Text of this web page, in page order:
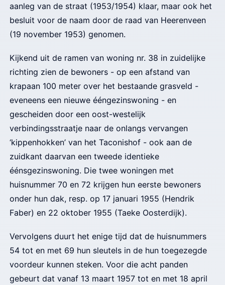
aanleg van de straat (1953/1954) klaar, maar ook het
besluit voor de naam door de raad van Heerenveen
(19 november 1953) genomen.
Kijkend uit de ramen van woning nr. 38 in zuidelijke
richting zien de bewoners - op een afstand van
krapaan 100 meter over het bestaande grasveld -
eveneens een nieuwe ééngezinswoning - en
gescheiden door een oost-westelijk
verbindingsstraatje naar de onlangs vervangen
‘kippenhokken’ van het Taconishof - ook aan de
zuidkant daarvan een tweede identieke
éénsgezinswoning. Die twee woningen met
huisnummer 70 en 72 krijgen hun eerste bewoners
onder hun dak, resp. op 17 januari 1955 (Hendrik
Faber) en 22 oktober 1955 (Taeke Oosterdijk).
Vervolgens duurt het enige tijd dat de huisnummers
54 tot en met 69 hun sleutels in de hun toegezegde
voordeur kunnen steken. Voor die acht panden
gebeurt dat vanaf 13 maart 1957 tot en met 18 april